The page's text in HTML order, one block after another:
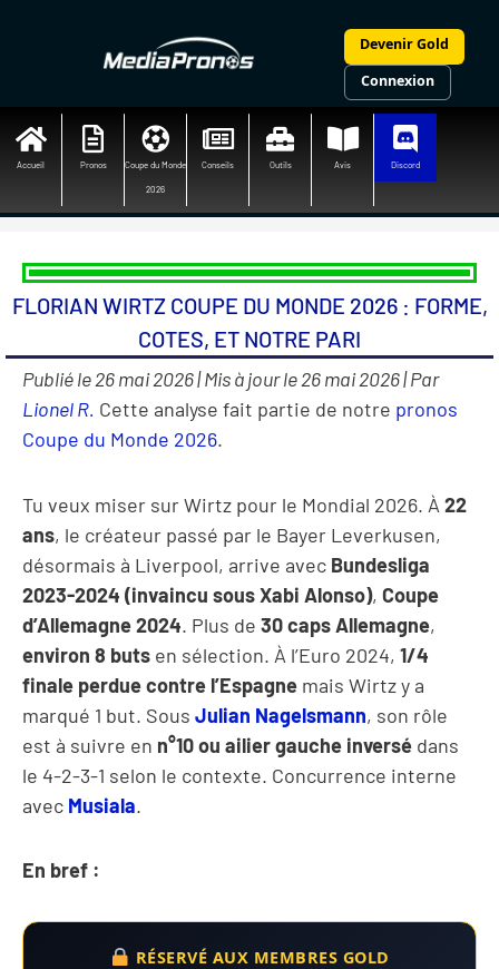
Devenir Gold
Connexion
Accueil Pronos Coupe du Monde
2026
Conseils Outils Avis Discord
FLORIAN WIRTZ COUPE DU MONDE 2026 : FORME,
COTES, ET NOTRE PARI
Publié le 26 mai 2026 | Mis à jour le 26 mai 2026 | Par
Lionel R. Cette analyse fait partie de notre pronos
Coupe du Monde 2026.
Tu veux miser sur Wirtz pour le Mondial 2026. À 22
ans, le créateur passé par le Bayer Leverkusen,
désormais à Liverpool, arrive avec Bundesliga
2023-2024 (invaincu sous Xabi Alonso), Coupe
d’Allemagne 2024. Plus de 30 caps Allemagne,
environ 8 buts en sélection. À l’Euro 2024, 1/4
finale perdue contre l’Espagne mais Wirtz y a
marqué 1 but. Sous Julian Nagelsmann, son rôle
est à suivre en n°10 ou ailier gauche inversé dans
le 4-2-3-1 selon le contexte. Concurrence interne
avec Musiala.
En bref :
RÉSERVÉ AUX MEMBRES GOLD